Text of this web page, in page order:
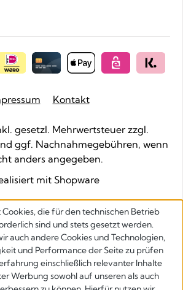
Kontakt
gesetzl. Mehrwertsteuer zzgl.
ggf. Nachnahmegebühren, wenn
anders angegeben.
mit Shopware
die für den technischen Betrieb
sind und stets gesetzt werden.
auch andere Cookies und Technologien,
und Performance der Seite zu prüfen
einschließlich relevanter Inhalte
Werbung sowohl auf unseren als auch